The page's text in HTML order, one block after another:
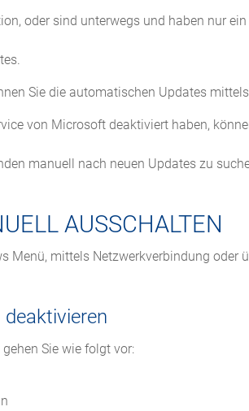
oder sind unterwegs und haben nur
Sie die automatischen Updates
von Microsoft deaktiviert haben,
manuell nach neuen Updates zu
AUSSCHALTEN
Menü, mittels Netzwerkverbindung oder
Sie wie folgt vor: